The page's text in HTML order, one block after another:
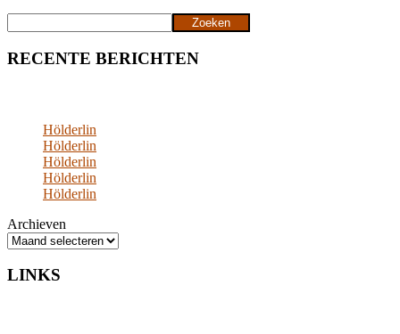
Zoeken
RECENTE BERICHTEN
Hölderlin
Hölderlin
Hölderlin
Hölderlin
Hölderlin
Archieven
LINKS